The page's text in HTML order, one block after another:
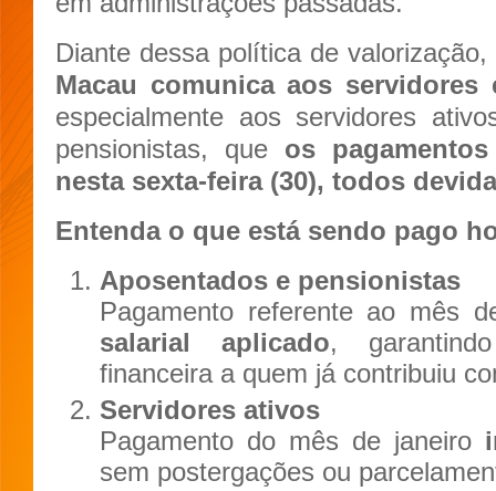
Diante dessa política de
Macau comunica aos
especialmente aos servidores
pensionistas, que os
nesta sexta-feira (30), todos
Entenda o que está sendo pago
Aposentados e pensionistas
Pagamento referente ao mês
salarial aplicado,
financeira a quem já contribuiu
Servidores ativos
Pagamento do mês de janeiro
sem postergações ou